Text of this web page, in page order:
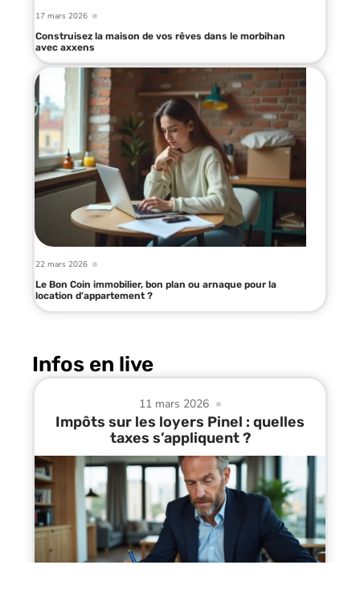
17 mars 2026
Construisez la maison de vos rêves dans le morbihan
avec axxens
22 mars 2026
Le Bon Coin immobilier, bon plan ou arnaque pour la
location d’appartement ?
Infos en live
11 mars 2026
Impôts sur les loyers Pinel : quelles
taxes s’appliquent ?